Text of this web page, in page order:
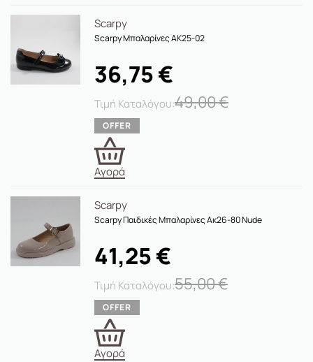
Scarpy
Scarpy Μπαλαρίνες AK25-02
49,00€
36,75€
Αγορά
Scarpy
Scarpy Παιδικές Μπαλαρίνες Ακ26-80 Nude
55,00€
41,25€
Αγορά